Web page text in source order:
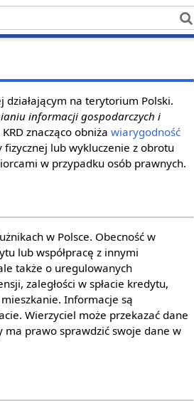
działającym na terytorium Polski.
informacji gospodarczych i
znacząco obniżawiarygodność
lub wykluczenie z obrotu
w przypadku osób prawnych.
w Polsce. Obecność w
lub współpracę z innymi
także o uregulowanych
zaległości w spłacie kredytu,
Informacje są
Wierzyciel może przekazać dane
ma prawo sprawdzić swoje dane w